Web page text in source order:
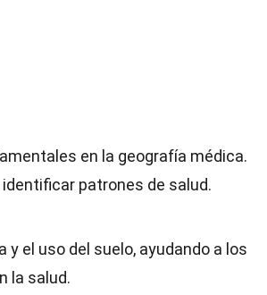
en la geografía médica.
patrones de salud.
el uso del suelo, ayudando a los
la salud.